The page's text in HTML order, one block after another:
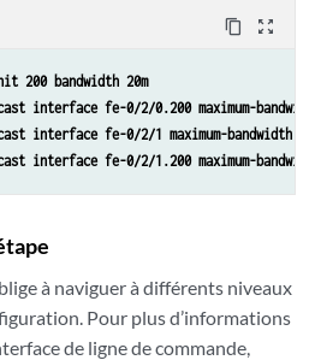
content_copy zoom_out_map
200 bandwidth 20m
interface fe-0/2/0.200 maximum-
interface fe-0/2/1 maximum-bandwidth
interface fe-0/2/1.200 maximum-
à naviguer à différents niveaux
Pour plus d’informations
de ligne de commande,